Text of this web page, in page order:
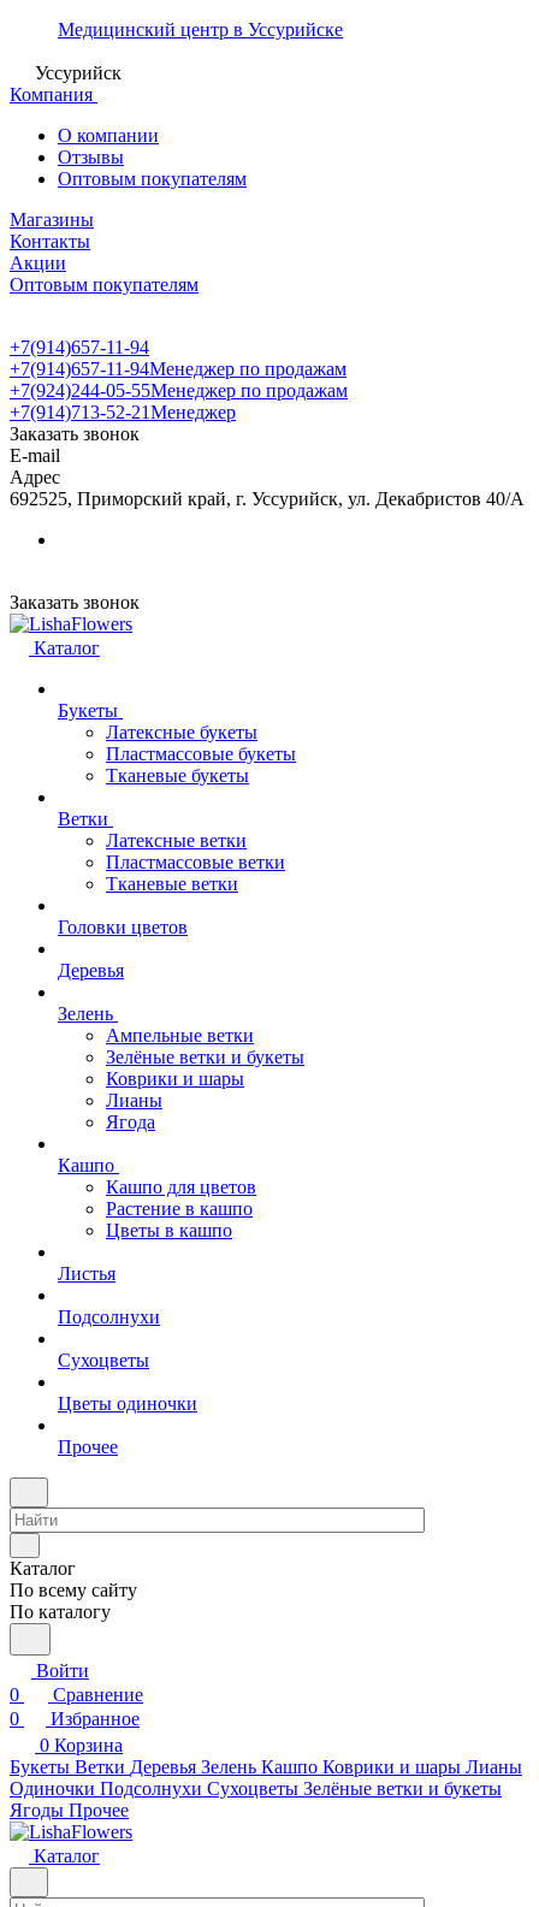
Медицинский центр в Уссурийске
Уссурийск
Компания
О компании
Отзывы
Оптовым покупателям
Магазины
Контакты
Акции
Оптовым покупателям
+7(914)657-11-94
+7(914)657-11-94Менеджер по продажам
+7(924)244-05-55Менеджер по продажам
+7(914)713-52-21Менеджер
Заказать звонок
E-mail
Адрес
692525, Приморский край, г. Уссурийск, ул. Декабристов 40/А
Заказать звонок
Каталог
Букеты
Латексные букеты
Пластмассовые букеты
Тканевые букеты
Ветки
Латексные ветки
Пластмассовые ветки
Тканевые ветки
Головки цветов
Деревья
Зелень
Ампельные ветки
Зелёные ветки и букеты
Коврики и шары
Лианы
Ягода
Кашпо
Кашпо для цветов
Растение в кашпо
Цветы в кашпо
Листья
Подсолнухи
Сухоцветы
Цветы одиночки
Прочее
Каталог
По всему сайту
По каталогу
Войти
0
Сравнение
0
Избранное
0 Корзина
Букеты Ветки Деревья Зелень Кашпо Коврики и шары Лианы
Одиночки Подсолнухи Сухоцветы Зелёные ветки и букеты
Ягоды Прочее
Каталог